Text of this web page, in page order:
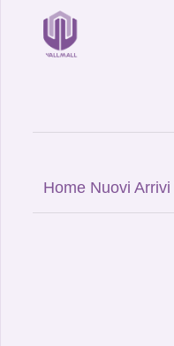
Home Nuovi Arrivi